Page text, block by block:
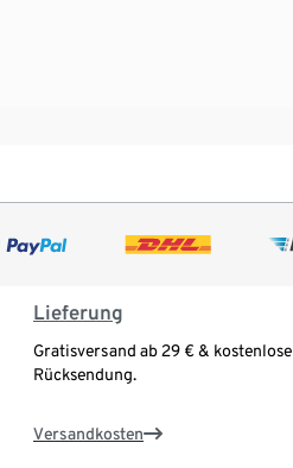
Lieferung
Gratisversand ab 29 € & kostenlose
Rücksendung.
Versandkosten